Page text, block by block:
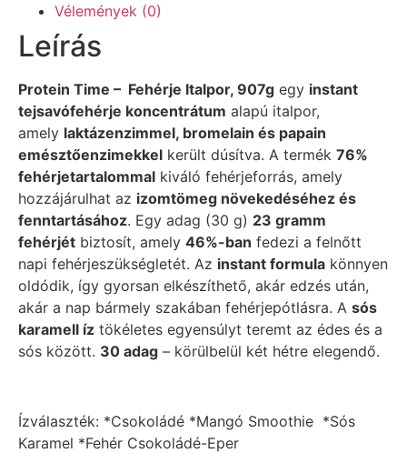
Vélemények (0)
Leírás
Protein Time – Fehérje Italpor, 907g egy instant
tejsavófehérje koncentrátum alapú italpor,
amely laktázenzimmel, bromelain és papain
emésztőenzimekkel került dúsítva. A termék 76%
fehérjetartalommal kiváló fehérjeforrás, amely
hozzájárulhat az izomtömeg növekedéséhez és
fenntartásához. Egy adag (30 g) 23 gramm
fehérjét biztosít, amely 46%-ban fedezi a felnőtt
napi fehérjeszükségletét. Az instant formula könnyen
oldódik, így gyorsan elkészíthető, akár edzés után,
akár a nap bármely szakában fehérjepótlásra. A sós
karamell íz tökéletes egyensúlyt teremt az édes és a
sós között. 30 adag – körülbelül két hétre elegendő.
Ízválaszték: *Csokoládé *Mangó Smoothie *Sós
Karamel *Fehér Csokoládé-Eper